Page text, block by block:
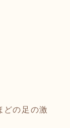
どの足の激